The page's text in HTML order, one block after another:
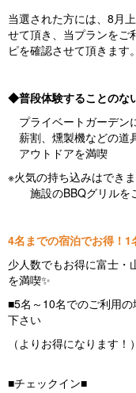
当選された方には、8月
せて頂き、当プランをご
ピを確認させて頂きます。
◆普段体験することのな
プライベートガーデン
薪割、燻製機などの道
アウトドアを満喫
※火気の持ち込みはできま
施設のBBQグリルを
4名までの宿泊でお得！
少人数でもお得に富士・
を満喫✨
■5名～10名でのご利用の
下さい
（よりお得になります！）
■チェックイン■